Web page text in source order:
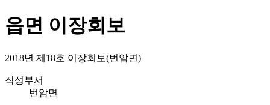
읍면 이장회보
2018년 제18호 이장회보(번암면)
작성부서
번암면